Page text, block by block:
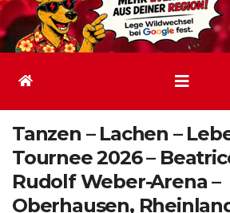
Tanzen – Lachen –
Tournee 2026 –
Rudolf Weber-Arena –
Oberhausen,